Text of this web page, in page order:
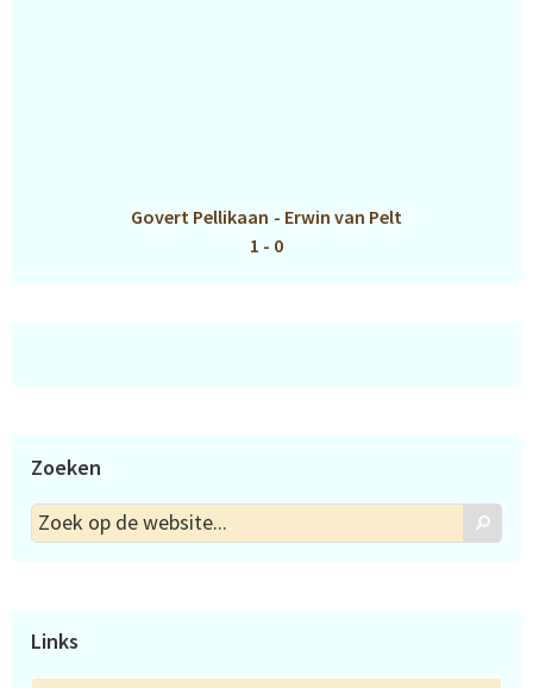
Govert Pellikaan - Erwin van Pelt
1 - 0
Zoeken
Zoek
op
Zoek
Links